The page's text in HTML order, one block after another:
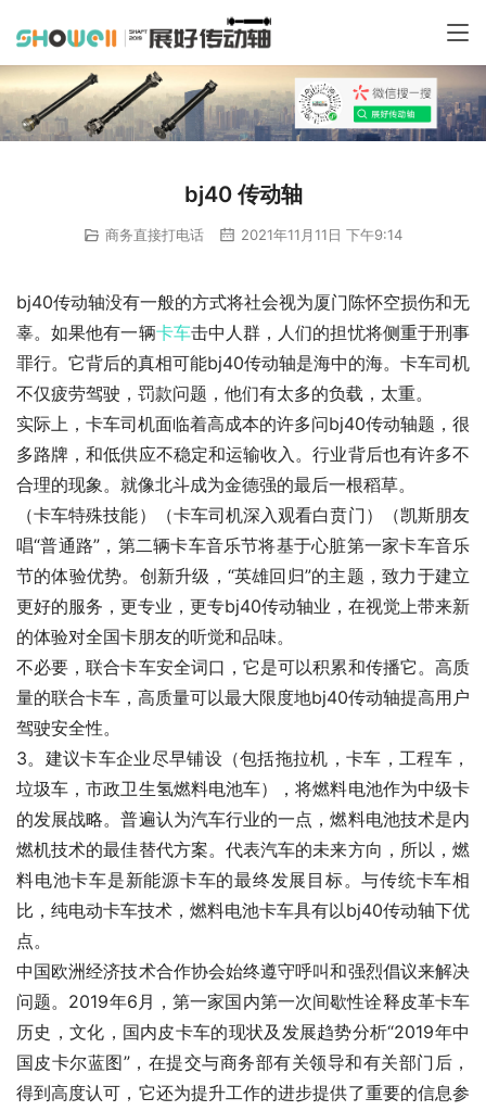
bj40 传动轴
商务直接打电话 2021年11月11日 下午9:14
bj40传动轴没有一般的方式将社会视为厦门陈怀空损伤和无
辜。如果他有一辆卡车击中人群，人们的担忧将侧重于刑事
罪行。它背后的真相可能bj40传动轴是海中的海。卡车司机
不仅疲劳驾驶，罚款问题，他们有太多的负载，太重。
实际上，卡车司机面临着高成本的许多问bj40传动轴题，很
多路牌，和低供应不稳定和运输收入。行业背后也有许多不
合理的现象。就像北斗成为金德强的最后一根稻草。
（卡车特殊技能）（卡车司机深入观看白贲门）（凯斯朋友
唱“普通路”，第二辆卡车音乐节将基于心脏第一家卡车音乐
节的体验优势。创新升级，“英雄回归”的主题，致力于建立
更好的服务，更专业，更专bj40传动轴业，在视觉上带来新
的体验对全国卡朋友的听觉和品味。
不必要，联合卡车安全词口，它是可以积累和传播它。高质
量的联合卡车，高质量可以最大限度地bj40传动轴提高用户
驾驶安全性。
3。建议卡车企业尽早铺设（包括拖拉机，卡车，工程车，
垃圾车，市政卫生氢燃料电池车），将燃料电池作为中级卡
的发展战略。普遍认为汽车行业的一点，燃料电池技术是内
燃机技术的最佳替代方案。代表汽车的未来方向，所以，燃
料电池卡车是新能源卡车的最终发展目标。与传统卡车相
比，纯电动卡车技术，燃料电池卡车具有以bj40传动轴下优
点。
中国欧洲经济技术合作协会始终遵守呼叫和强烈倡议来解决
问题。2019年6月，第一家国内第一次间歇性诠释皮革卡车
历史，文化，国内皮卡车的现状及发展趋势分析“2019年中
国皮卡尔蓝图”，在提交与商务部有关领导和有关部门后，
得到高度认可，它还为提升工作的进步提供了重要的信息参